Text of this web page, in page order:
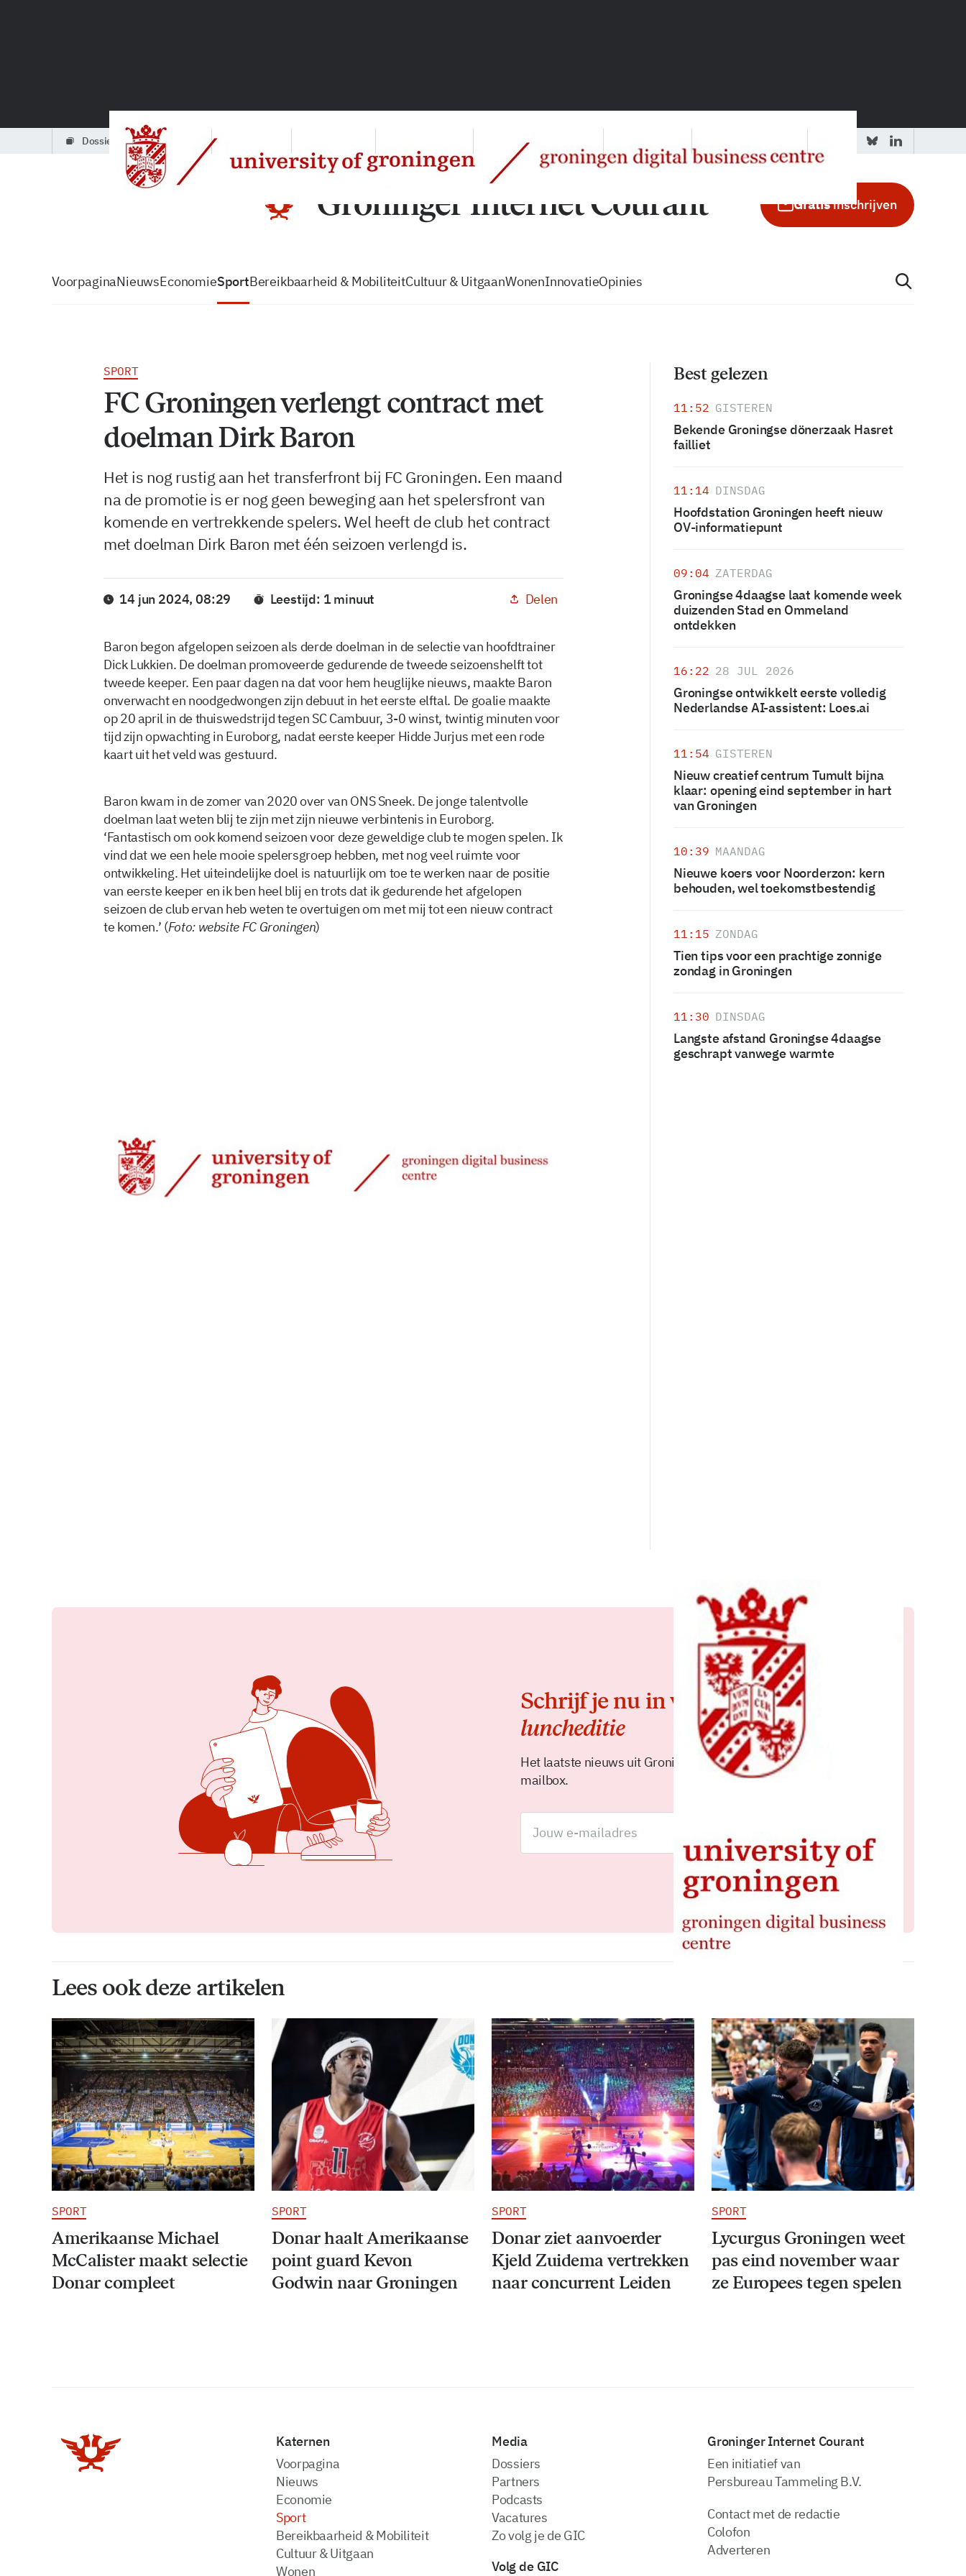
dossiers
Gratisinschrijven
VoorpaginaNieuwsEconomieSportBereikbaarheid & MobiliteitCultuur & UitgaanWonenInnovatieOpinies
SPORT
FC Groningen verlengt contract met
doelman Dirk Baron
Het is nog rustig aan het transferfront bij FC Groningen. Een maand
na de promotie is er nog geen beweging aan het spelersfront van
komende en vertrekkende spelers. Wel heeft de club het contract
met doelman Dirk Baron met één seizoen verlengd is.
14 jun 2024, 08:29 Leestijd: 1 minuut Delen
Baron begon afgelopen seizoen als derde doelman in de selectie van hoofdtrainer
Dick Lukkien. De doelman promoveerde gedurende de tweede seizoenshelft tot
tweede keeper. Een paar dagen na dat voor hem heuglijke nieuws, maakte Baron
onverwacht en noodgedwongen zijn debuut in het eerste elftal. De goalie maakte
op 20 april in de thuiswedstrijd tegen SC Cambuur, 3-0 winst, twintig minuten voor
tijd zijn opwachting in Euroborg, nadat eerste keeper Hidde Jurjus met een rode
kaart uit het veld was gestuurd.
Baron kwam in de zomer van 2020 over van ONS Sneek. De jonge talentvolle
doelman laat weten blij te zijn met zijn nieuwe verbintenis in Euroborg.
‘Fantastisch om ook komend seizoen voor deze geweldige club te mogen spelen. Ik
vind dat we een hele mooie spelersgroep hebben, met nog veel ruimte voor
ontwikkeling. Het uiteindelijke doel is natuurlijk om toe te werken naar de positie
van eerste keeper en ik ben heel blij en trots dat ik gedurende het afgelopen
seizoen de club ervan heb weten te overtuigen om met mij tot een nieuw contract
te komen.’ (Foto: website FC Groningen)
14 jun 2024, 08:29
Best gelezen
11:52 GISTEREN
Bekende Groningse dönerzaak Hasret
failliet
11:14 DINSDAG
Hoofdstation Groningen heeft nieuw
OV-informatiepunt
09:04 ZATERDAG
Groningse 4daagse laat komende week
duizenden Stad en Ommeland
ontdekken
16:22 28 JUL 2026
Groningse ontwikkelt eerste volledig
Nederlandse AI-assistent: Loes.ai
11:54 GISTEREN
Nieuw creatief centrum Tumult bijna
klaar: opening eind september in hart
van Groningen
10:39 MAANDAG
Nieuwe koers voor Noorderzon: kern
behouden, wel toekomstbestendig
11:15 ZONDAG
Tien tips voor een prachtige zonnige
zondag in Groningen
11:30 DINSDAG
Langste afstand Groningse 4daagse
geschrapt vanwege warmte
Schrijf je nu in voor de
luncheditie
Het laatste nieuws uit Groningen elke middag in je
mailbox.
Lees ook deze artikelen
SPORT
Amerikaanse Michael
McCalister maakt selectie
Donar compleet
SPORT
Donar haalt Amerikaanse
point guard Kevon
Godwin naar Groningen
SPORT
Donar ziet aanvoerder
Kjeld Zuidema vertrekken
naar concurrent Leiden
SPORT
Lycurgus Groningen weet
pas eind november waar
ze Europees tegen spelen
Katernen
Voorpagina
Nieuws
Economie
Sport
Bereikbaarheid & Mobiliteit
Cultuur & Uitgaan
Wonen
Media
dossiers
partners
podcasts
vacatures
zo volg je de GIC
Volg de GIC
Groninger Internet Courant
Een initiatief van
Persbureau Tammeling B.V.
Contact met de redactie
Colofon
Adverteren